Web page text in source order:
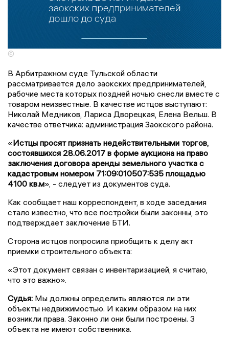
©
В Арбитражном суде Тульской области
рассматривается дело заокских предпринимателей,
рабочие места которых поздней ночью снесли вместе с
товаром неизвестные. В качестве истцов выступают:
Николай Медников, Лариса Дворецкая, Елена Вельш. В
качестве ответчика: администрация Заокского района.
«Истцы просят признать недействительными торгов,
состоявшихся 28.06.2017 в форме аукциона на право
заключения договора аренды земельного участка с
кадастровым номером 71:09:010507:535 площадью
4100 кв.м», - следует из документов суда.
Как сообщает наш корреспондент, в ходе заседания
стало известно, что все постройки были законны, это
подтверждает заключение БТИ.
Сторона истцов попросила приобщить к делу акт
приемки строительного объекта:
«Этот документ связан с инвентаризацией, я считаю,
что это важно».
Судья: Мы должны определить являются ли эти
объекты недвижимостью. И каким образом на них
возникли права. Законно ли они были построены. 3
объекта не имеют собственника.